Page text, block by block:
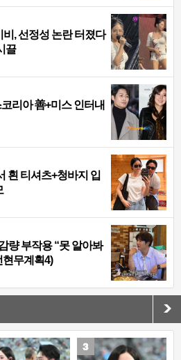
, 선정성 논란 터졌다
끌
코리아 善+미스 인터내
흰 티셔츠+청바지 입
량 부작용 “못 알아봐
현무계획4)